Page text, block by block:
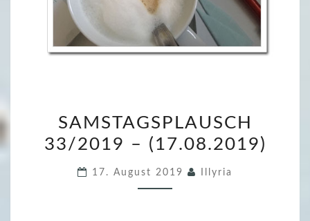
A
M
SAMSTAGSPLAUSCH
33/2019 – (17.08.2019)
17. August 2019 Illyria